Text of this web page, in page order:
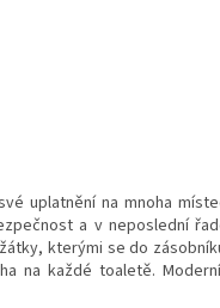
v
l
á
d
a
uplatnění na mnoha
a v neposlední
kterými se do
na každé toaletě.